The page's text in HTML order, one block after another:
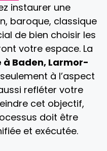
instaurer une
baroque, classique
de bien choisir les
votre espace. La
à Baden, Larmor-
à l’aspect
refléter votre
cet objectif,
doit être
et exécutée.